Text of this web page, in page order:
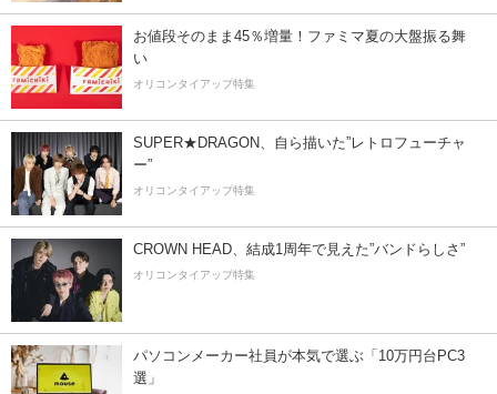
お値段そのまま45％増量！ファミマ夏の大盤振る舞
い
オリコンタイアップ特集
SUPER★DRAGON、自ら描いた”レトロフューチャ
ー”
オリコンタイアップ特集
CROWN HEAD、結成1周年で見えた”バンドらしさ”
オリコンタイアップ特集
パソコンメーカー社員が本気で選ぶ「10万円台PC3
選」